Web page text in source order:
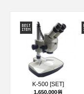
K-500 [SET]
1,650,000원